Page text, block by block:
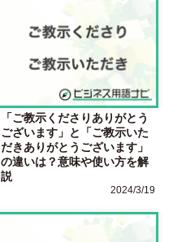
「ご教示くださりありがとう
ございます」と「ご教示いた
だきありがとうございます」
の違いは？意味や使い方を解
説
2024/3/19